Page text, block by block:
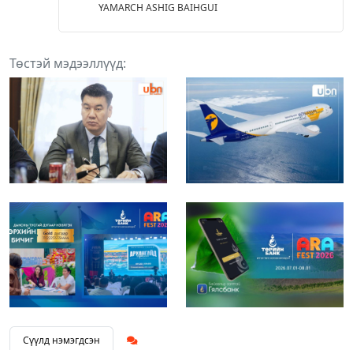
YAMARCH ASHIG BAIHGUI
Төстэй мэдээллүүд:
Сүүлд нэмэгдсэн